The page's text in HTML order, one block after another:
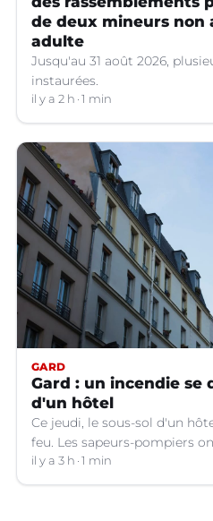
de deux mineurs non
adulte
Jusqu'au 31 août 2026,
instaurées.
il y a 2 h 1 min
GARD
Gard : un incendie se
d'un hôtel
Ce jeudi, le sous-sol d'un
feu. Les sapeurs-pompiers
niveau de la buanderie.
il y a 3 h 1 min